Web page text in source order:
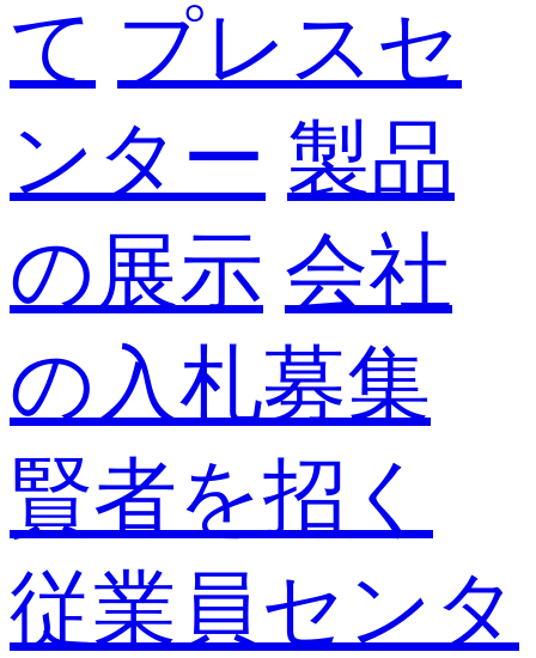
て プレスセ
ンター 製品
の展示 会社
の入札募集
賢者を招く
従業員センタ